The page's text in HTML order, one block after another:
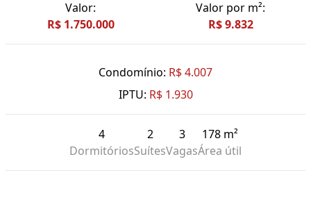
Valor:
R$ 1.750.000
Valor por m²:
R$ 9.832
Condomínio: R$ 4.007
IPTU: R$ 1.930
4
Dormitórios
2
Suítes
3
Vagas
178 m²
Área útil